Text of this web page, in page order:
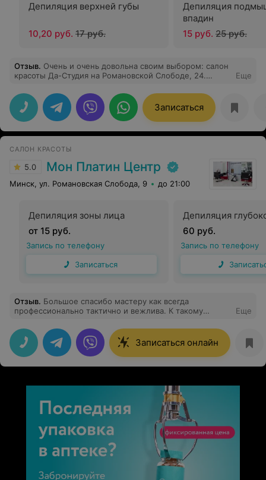
Депиляция верхней губы
10,20 руб. 17 руб.
Депиляция
впадин
15 руб. 25 руб.
Отзыв. Очень и очень довольна своим выбором: салон
красоты Да-Студия на Романовской Слободе, 24.
запросами и пожеланиями и сделал стрижку просто
супер!)) Дмитрий - прекрасный профессионал,согласна
со всеми отзывами о нем на 100 процентов!)) В
салоне,действительно, комфортно в плане
обслуживания, чисто, уютно. Спасибо всем за
Еще
Записаться
САЛОН КРАСОТЫ
5.0 Мон Платин Центр
Минск, ул. Романовская Слобода, 9 до 21:00
Депиляция зоны лица
от 15 руб.
Запись по телефону
Записаться
Депиляция
60 руб.
Запись по телефону
Отзыв. Большое спасибо мастеру как всегда
профессионально тактично и вежлива. К такому
Еще
Записаться онлайн